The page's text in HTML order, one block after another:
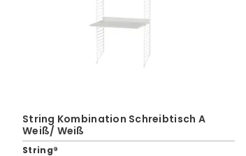
String Kombination Schreibtisch A
Weiß/ Weiß
String®